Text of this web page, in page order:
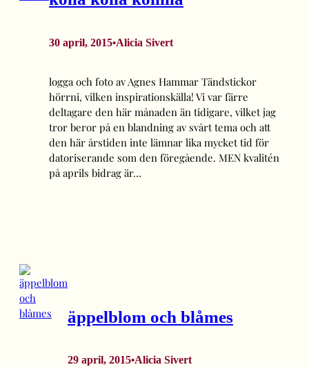
30 april, 2015•Alicia Sivert
logga och foto av Agnes Hammar Tändstickor
hörrni, vilken inspirationskälla! Vi var färre
deltagare den här månaden än tidigare, vilket jag
tror beror på en blandning av svårt tema och att
den här årstiden inte lämnar lika mycket tid för
datoriserande som den föregående. MEN kvalitén
på aprils bidrag är…
äppelblom och blåmes
29 april, 2015•Alicia Sivert